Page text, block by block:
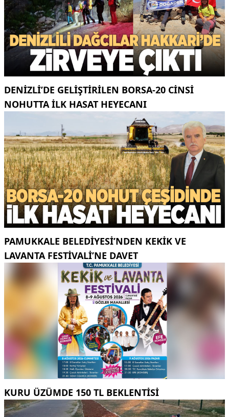
DENIZLI’DE GELIŞTIRILEN BORSA-20 CINSI
NOHUTTA ILK HASAT HEYECANI
PAMUKKALE BELEDIYESI’NDEN KEKIK VE
LAVANTA FESTIVALI’NE DAVET
KURU ÜZÜMDE 150 TL BEKLENTISI